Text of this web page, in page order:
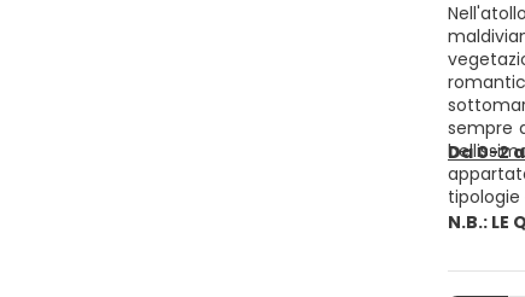
N.B.: LE
Da 0-2
sempre
tipologie